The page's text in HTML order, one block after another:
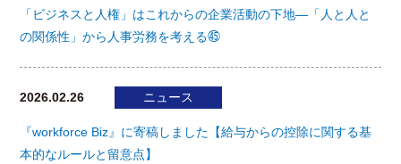
「ビジネスと人権」はこれからの企業活動の下地―「人と人と
の関係性」から人事労務を考える㊺
2026.02.26 ニュース
『workforce Biz』に寄稿しました【給与からの控除に関する基
本的なルールと留意点】